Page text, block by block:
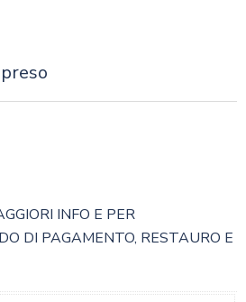
INFO E PER
DI PAGAMENTO, RESTAURO E